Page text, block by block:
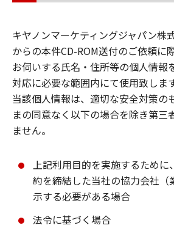
キヤノンマーケティングジャパン株
からの本件CD-ROM送付のご依頼に
お伺いする氏名・住所等の個人情報
対応に必要な範囲内にて使用致します
当該個人情報は、適切な安全対策の
まの同意なく以下の場合を除き第三
ません。
上記利用目的を実施するために
約を締結した当社の協力会社（
示する必要がある場合
法令に基づく場合